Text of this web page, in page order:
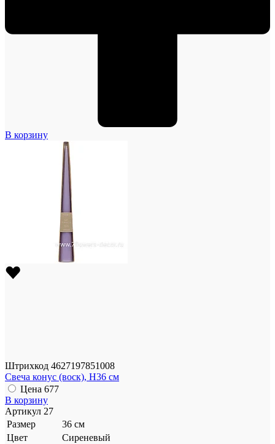
В корзину
Штрихкод 4627197851008
Свеча конус (воск), H36 см
Цена 677
В корзину
Артикул 27
Размер
36 см
Цвет
Сиреневый